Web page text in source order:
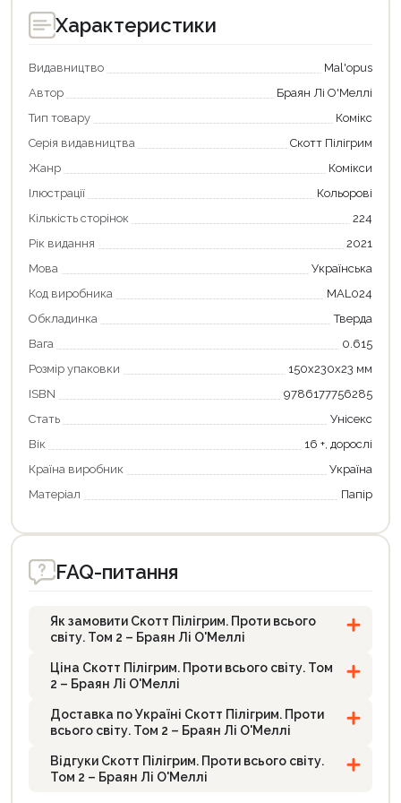
Характеристики
Видавництво
Mal'opus
Автор
Браян Лі О'Меллі
Тип товару
Комікс
Серія видавництва
Скотт Пілігрим
Жанр
Комікси
Ілюстрації
Кольорові
Кількість сторінок
224
Рік видання
2021
Мова
Українська
Код виробника
MAL024
Обкладинка
Тверда
Вага
0.615
Розмір упаковки
150x230x23 мм
ISBN
9786177756285
Стать
Унісекс
Вік
16 +, дорослі
Країна виробник
Україна
Матеріал
Папір
FAQ-питання
Як замовити Скотт Пілігрим. Проти всього
світу. Том 2 – Браян Лі О'Меллі
Ціна Скотт Пілігрим. Проти всього світу. Том
2 – Браян Лі О'Меллі
Доставка по Україні Скотт Пілігрим. Проти
всього світу. Том 2 – Браян Лі О'Меллі
Відгуки Скотт Пілігрим. Проти всього світу.
Том 2 – Браян Лі О'Меллі